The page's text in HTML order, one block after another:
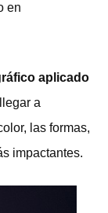
en
aplicado
a
las formas,
impactantes.